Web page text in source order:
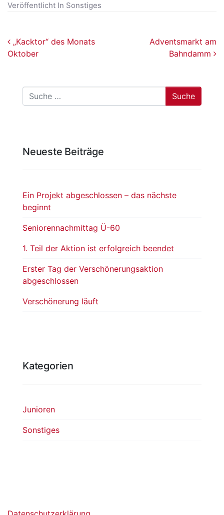
Veröffentlicht In Sonstiges
Beitragsnavigation
„Kacktor“ des Monats
Oktober
Adventsmarkt am
Bahndamm
Suche
Neueste Beiträge
Ein Projekt abgeschlossen – das nächste
beginnt
Seniorennachmittag Ü-60
1. Teil der Aktion ist erfolgreich beendet
Erster Tag der Verschönerungsaktion
abgeschlossen
Verschönerung läuft
Kategorien
Junioren
Sonstiges